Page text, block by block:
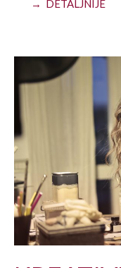
→ DETALJNIJE